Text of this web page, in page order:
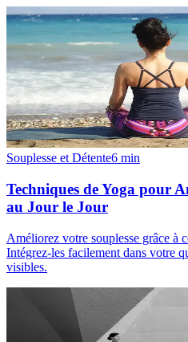
Souplesse et Détente6 min
Techniques de Yoga pour
au Jour le Jour
Améliorez votre souplesse grâce à
Intégrez-les facilement dans votre
visibles.